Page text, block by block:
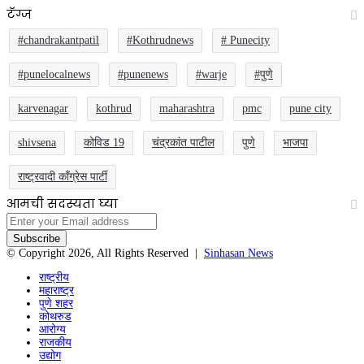
टॅग्ज
#chandrakantpatil #Kothrudnews # Punecity
#punelocalnews #punenews #warje #पुणे
karvenagar kothrud maharashtra pmc pune city
shivsena कोविड 19 चंद्रकांत पाटील पुणे भाजपा
राष्ट्रवादी काँग्रेस पार्टी
आमची सदस्यता घ्या
Enter
your
Email
address
© Copyright 2026, All Rights Reserved | Sinhasan News
राष्ट्रीय
महाराष्ट्र
पुणे शहर
कोथरुड
आरोग्य
राजकीय
उद्योग